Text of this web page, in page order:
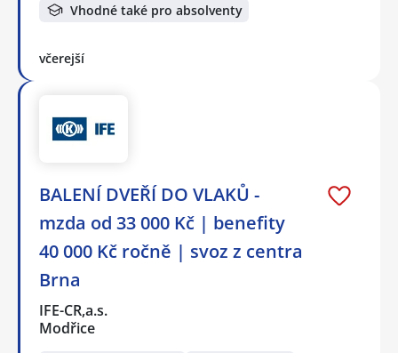
Vhodné také pro absolventy
včerejší
BALENÍ DVEŘÍ DO VLAKŮ -
mzda od 33 000 Kč | benefity
40 000 Kč ročně | svoz z centra
Brna
IFE-CR,a.s.
Modřice